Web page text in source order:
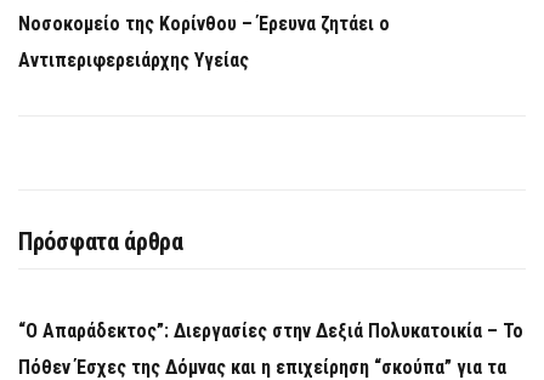
Νοσοκομείο της Κορίνθου – Έρευνα ζητάει ο
Αντιπεριφερειάρχης Υγείας
Πρόσφατα άρθρα
“Ο Απαράδεκτος”: Διεργασίες στην Δεξιά Πολυκατοικία – Το
Πόθεν Έσχες της Δόμνας και η επιχείρηση “σκούπα” για τα